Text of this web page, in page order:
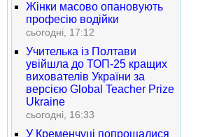
Жінки масово опановують
професію водійки
сьогодні, 17:12
Учителька із Полтави
увійшла до ТОП-25 кращих
вихователів України за
версією Global Teacher Prize
Ukraine
сьогодні, 16:33
У Кременчуці попрощалися